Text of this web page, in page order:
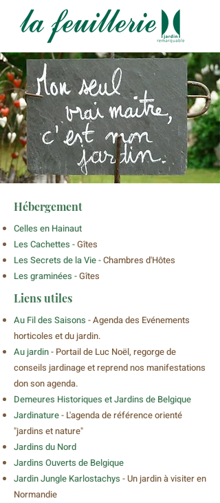
Hébergement
Celles en Hainaut
Les Cachettes -Gîtes
Les Secrets de la Vie -Chambres d'Hôtes
Les graminées -Gîtes
Liens utiles
Au Fil des Saisons - Agenda des Evénements
horticoles et du jardin.
Au jardin- Portail de Luc Noël, regorge de
conseils jardinage et reprend nos manifestations
don son agenda.
Demeures Historiques et Jardins de Belgique
Jardinature- L'agenda de référence orienté
"jardins et nature"
Jardins du Nord
Jardins Ouverts de Belgique
Jardin Jungle Karlostachys - Un jardin à visiter en
Normandie